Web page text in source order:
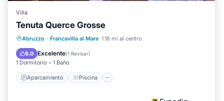
Villa
Tenuta Querce Grosse
Abruzzo · Francavilla al Mare 1.18 mi al centro
8.0 Excelente(1 Revisar)
1 Dormitorio 1 Baño
Aparcamiento Piscina
Aparcamiento
Piscina
Balcón/Terraza